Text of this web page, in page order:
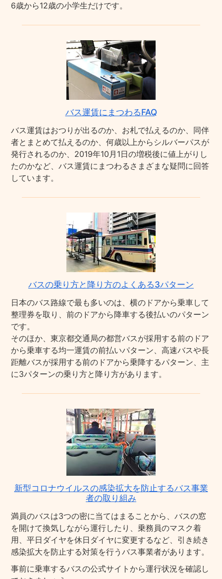
6歳から12歳の小学生だけです。
バス運賃にまつわるFAQ
バス運賃はおつりが出るのか、お札で払えるのか、同伴
者とまとめて払えるのか、何歳以上からシルバーパスが
発行されるのか、2019年10月1日の増税後に値上がりし
たのかなど、バス運賃にまつわるさまざまな疑問に回答
しています。
バスの乗り方と降り方のよくある3パターン
日本のバス路線で最も多いのは、横のドアから乗車して
整理券を取り、前のドアから降車する後払いのパターン
です。
そのほか、東京都交通局の都営バスが採用する前のドア
から乗車する均一運賃の前払いパターン、高速バスや長
距離バスが採用する前のドアから乗降するパターン、主
に3パターンの乗り方と降り方があります。
新型コロナウイルスの感染拡大を防止するバス事業
者の取り組み
満員のバスは3つの密に当てはまることから、バスの窓
を開けて換気しながら運行したり、乗務員のマスク着
用、平日ダイヤを休日ダイヤに変更するなど、引き続き
感染拡大を防止する対策を行うバス事業者があります。
事前に乗車するバスの公式サイトから運行状況を確認し